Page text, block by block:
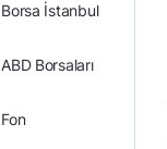
Borsa İstanbul
ABD Borsaları
Fon